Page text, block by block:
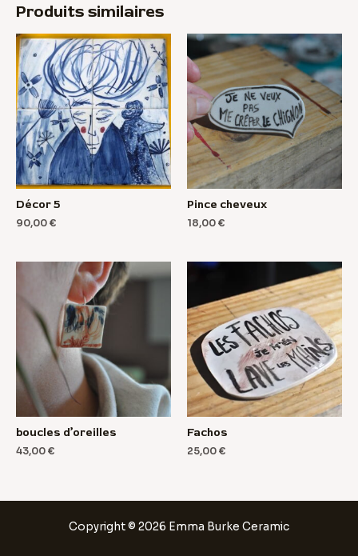
Produits similaires
Décor 5
90,00€
Pince cheveux
18,00€
boucles d’oreilles
43,00€
Fachos
25,00€
Copyright © 2026 Emma Burke Ceramic